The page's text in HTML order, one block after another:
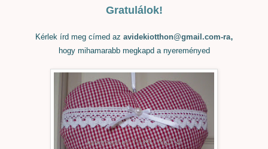
Gratulálok!
Kérlek írd meg címed az avidekiotthon@gmail.com-ra,
hogy mihamarabb megkapd a nyereményed